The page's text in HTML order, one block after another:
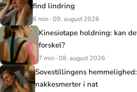
find lindring
6 min · 09. august 2026
Kinesiotape holdning: kan
forskel?
7 min · 08. august 2026
Sovestillingens
nakkesmerter i nat